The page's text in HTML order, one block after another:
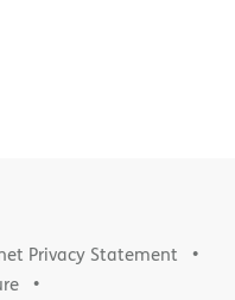
Privacy Statement